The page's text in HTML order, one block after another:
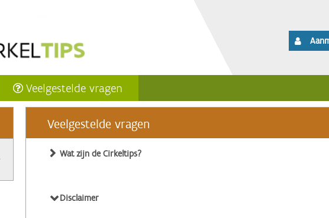
Veelgestelde vragen
Veelgestelde vragen
Wat zijn de Cirkeltips?
Disclaimer